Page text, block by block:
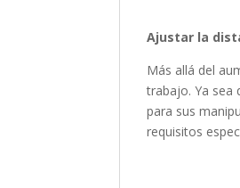
Ajustar la
Más allá del
trabajo. Ya sea
para sus
requisitos